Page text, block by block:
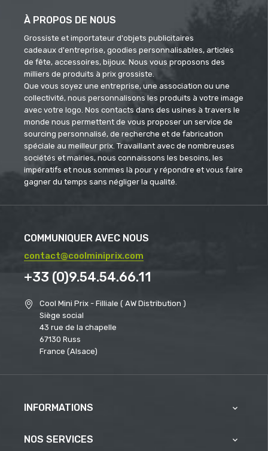
À PROPOS DE NOUS
Grossiste et importateur d'objets publicitaires
cadeaux d'entreprise, goodies personnalisables, articles
de fête, accessoires, bijoux. Nous vous proposons des
milliers de produits à prix grossiste.
Que vous soyez une entreprise, une association ou une
collectivité, nous personnalisons les produits à votre image
avec votre logo. Nos contacts dans des usines à travers le
monde nous permettent de vous proposer un service de
sourcing personnalisé, de recherche et de fabrication
spéciale au meilleur prix. Travaillant avec de nombreuses
sociétés et mairies, nous connaissons les besoins, les
impératifs et nous sommes là pour y répondre et vous faire
gagner du temps sans négliger la qualité.
COMMUNIQUER AVEC NOUS
contact@coolminiprix.com
+33 (0)9.54.54.66.11
Cool Mini Prix - Filliale ( AW Distribution )
Siège social
43 rue de la chapelle
67130 Russ
France (Alsace)
INFORMATIONS 
NOS SERVICES 